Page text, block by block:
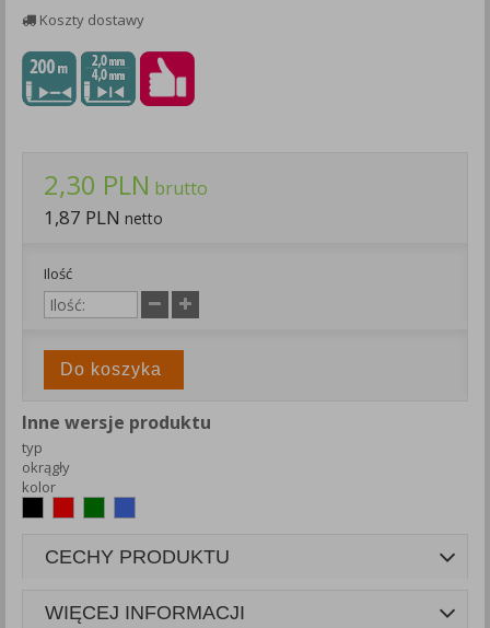
Koszty dostawy
2,30 PLN brutto
1,87 PLN netto
Ilość
Do koszyka
Inne wersje produktu
typ
okrągły
kolor
CECHY PRODUKTU
WIĘCEJ INFORMACJI